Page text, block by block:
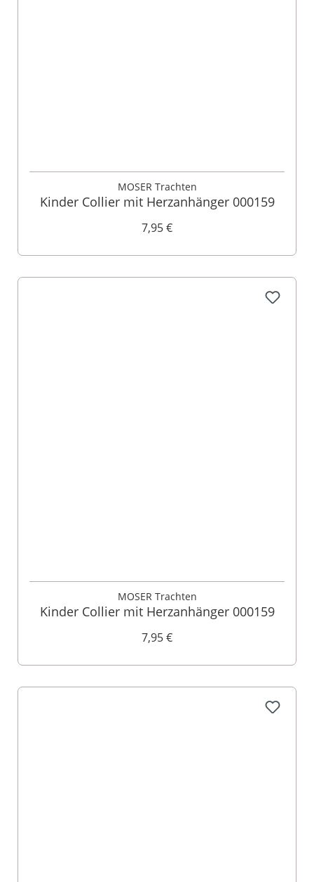
MOSER Trachten
Kinder Collier mit Herzanhänger 000159
7,95 €
MOSER Trachten
Kinder Collier mit Herzanhänger 000159
7,95 €